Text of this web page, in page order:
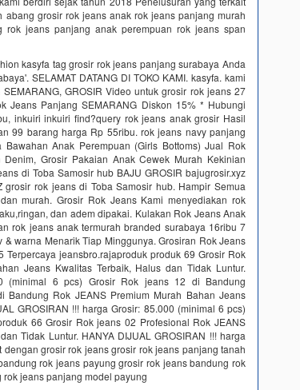
grosir rok jeans anak rok jeans panjang murah
jeans panjang anak perempuan rok jeans span
kasyfa tag grosir rok jeans panjang surabaya Anda
SELAMAT DATANG DI TOKO KAMI. kasyfa. kami
GROSIR Video untuk grosir rok jeans 27
Panjang SEMARANG Diskon 15% * Hubungi
inkuiri inkuiri find?query rok jeans anak grosir Hasil
99 barang harga Rp 55ribu. rok jeans navy panjang
Anak Perempuan (Girls Bottoms) Jual Rok
Grosir Pakaian Anak Cewek Murah Kekinian
di Toba Samosir hub BAJU GROSIR bajugrosir.xyz
rok jeans di Toba Samosir hub. Hampir Semua
murah. Grosir Rok Jeans Kami menyediakan rok
dan adem dipakai. Kulakan Rok Jeans Anak
rok jeans anak termurah branded surabaya 16ribu 7
warna Menarik Tiap Minggunya. Grosiran Rok Jeans
jeansbro.rajaproduk produk 69 Grosir Rok
Jeans Kwalitas Terbaik, Halus dan Tidak Luntur.
(minimal 6 pcs) Grosir Rok jeans 12 di Bandung
Rok JEANS Premium Murah Bahan Jeans
GROSIRAN !!! harga Grosir: 85.000 (minimal 6 pcs)
66 Grosir Rok jeans 02 Profesional Rok JEANS
Tidak Luntur. HANYA DIJUAL GROSIRAN !!! harga
grosir rok jeans grosir rok jeans panjang tanah
rok jeans payung grosir rok jeans bandung rok
jeans panjang model payung